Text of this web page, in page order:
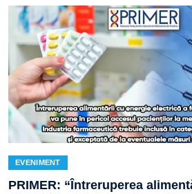
EVENIMENT
PRIMER: “Întreruperea